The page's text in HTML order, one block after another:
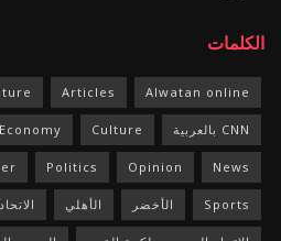
الكلمات
Alwatan online
Articles
CNN بالعربية Culture
Economy
News
Opinion
Politics
Sports الأخضر الأهلي الاتحاد